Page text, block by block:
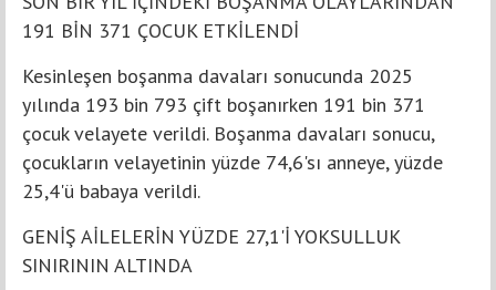
191 BİN 371 ÇOCUK ETKİLENDİ
Kesinleşen boşanma davaları sonucunda 2025
yılında 193 bin 793 çift boşanırken 191 bin 371
çocuk velayete verildi. Boşanma davaları sonucu,
çocukların velayetinin yüzde 74,6'sı anneye, yüzde
25,4'ü babaya verildi.
GENİŞ AİLELERİN YÜZDE 27,1'İ YOKSULLUK
SINIRININ ALTINDA